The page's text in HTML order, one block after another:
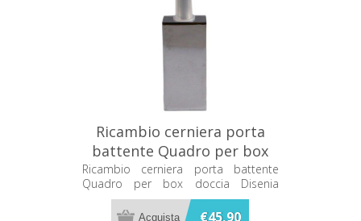
Ricambio cerniera porta
battente Quadro per box
doccia Disenia RCQBCN-C
Ricambio cerniera porta battente
Quadro per box doccia Disenia
RCQBCN-C
€45,90